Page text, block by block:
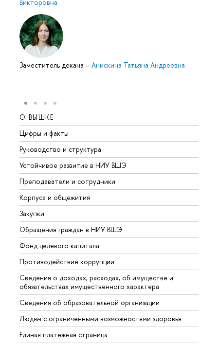
Викторовна
Заместитель декана – Анискина Татьяна Андреевна
О ВЫШКЕ
Цифры и факты
Руководство и структура
Устойчивое развитие в НИУ ВШЭ
Преподаватели и сотрудники
Корпуса и общежития
Закупки
Обращения граждан в НИУ ВШЭ
Фонд целевого капитала
Противодействие коррупции
Сведения о доходах, расходах, об имуществе и
обязательствах имущественного характера
Сведения об образовательной организации
Людям с ограниченными возможностями здоровья
Единая платежная страница